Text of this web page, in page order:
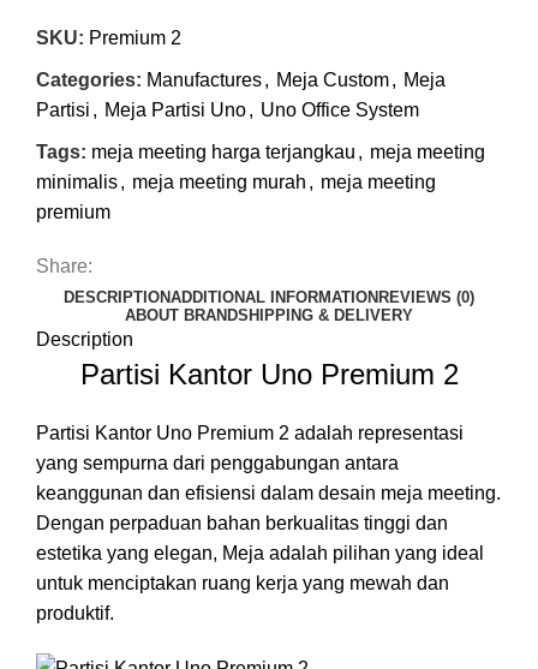
SKU: Premium 2
Categories: Manufactures, Meja Custom, Meja
Partisi , Meja Partisi Uno, Uno Office System
Tags: meja meeting harga terjangkau , meja meeting
minimalis, meja meeting murah , meja meeting
premium
Share:
DESCRIPTIONADDITIONAL INFORMATION REVIEWS (0)
ABOUT BRANDSHIPPING & DELIVERY
Description
Partisi Kantor Uno Premium 2
Partisi Kantor Uno Premium 2 adalah representasi
yang sempurna dari penggabungan antara
keanggunan dan efisiensi dalam desain meja meeting.
Dengan perpaduan bahan berkualitas tinggi dan
estetika yang elegan, Meja adalah pilihan yang ideal
untuk menciptakan ruang kerja yang mewah dan
produktif.